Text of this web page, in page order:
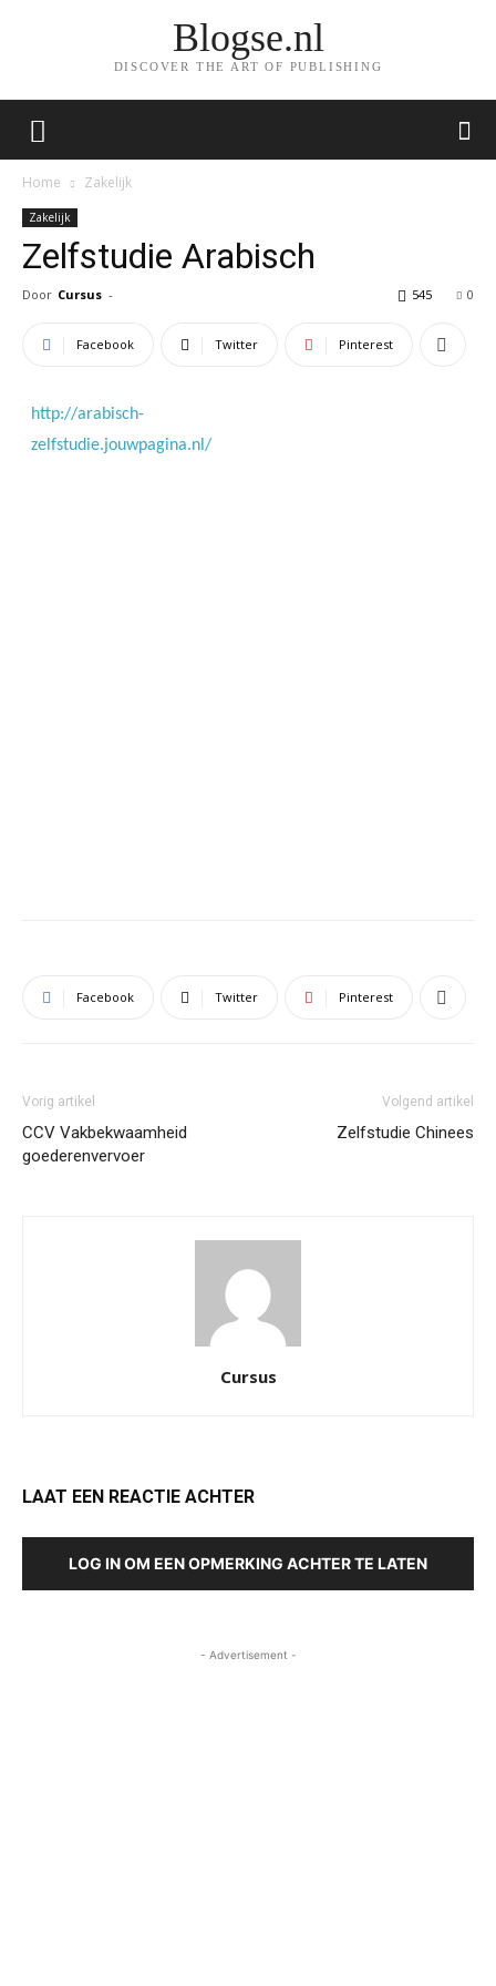
Blogse.nl
DISCOVER THE ART OF PUBLISHING
Home Zakelijk
Zakelijk
Zelfstudie Arabisch
Door Cursus - 0
545
Facebook Twitter Pinterest
http://arabisch-
zelfstudie.jouwpagina.nl/
Facebook Twitter Pinterest
Vorig artikel
CCV Vakbekwaamheid
goederenvervoer
Volgend artikel
Zelfstudie Chinees
Cursus
LAAT EEN REACTIE ACHTER
LOG IN OM EEN OPMERKING ACHTER TE LATEN
- Advertisement -